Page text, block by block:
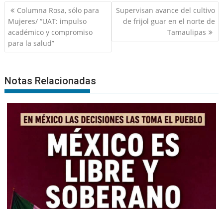
Navegación
de
entradas
Columna Rosa, sólo para
Mujeres/ “UAT: impulso
académico y compromiso
para la salud”
Supervisan avance del cultivo
de frijol guar en el norte de
Tamaulipas
Notas Relacionadas